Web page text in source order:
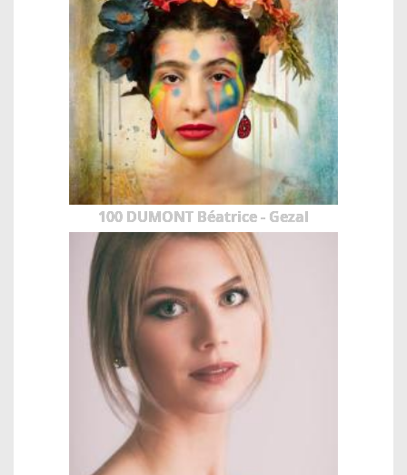
100 DUMONT Béatrice - Gezal